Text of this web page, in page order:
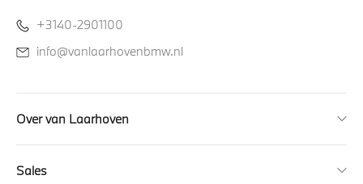
+3140-2901100
info@vanlaarhovenbmw.nl
Over van Laarhoven
Sales